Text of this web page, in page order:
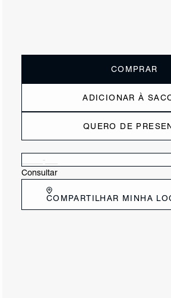
COMPRAR
ADICIONAR À
QUERO DE
Consultar
COMPARTILHAR MINHA